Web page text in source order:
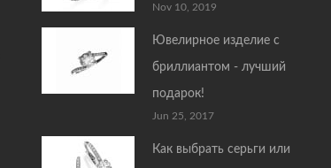
Nov 10, 2019
Ювелирное изделие с
бриллиантом - лучший
подарок!
Jun 25, 2017
Как выбрать серьги или